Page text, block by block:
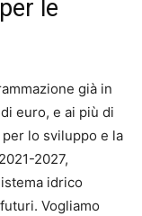
le
già in
euro, e ai più di
lo sviluppo e la
2027,
idrico
Vogliamo